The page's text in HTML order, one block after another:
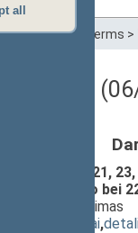
all
Parliamentary terms >
2, 5, 19, 20, 21,
ir papildymo bei
; priėmimas
dokumentai,